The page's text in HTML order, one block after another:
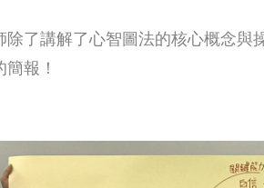
了講解了心智圖法的核心概念
報！